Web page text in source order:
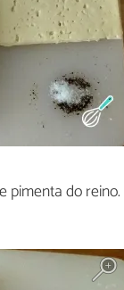
pimenta do reino.